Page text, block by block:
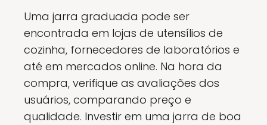
Uma jarra graduada pode ser
encontrada em lojas de utensílios de
cozinha, fornecedores de laboratórios e
até em mercados online. Na hora da
compra, verifique as avaliações dos
usuários, comparando preço e
qualidade. Investir em uma jarra de boa